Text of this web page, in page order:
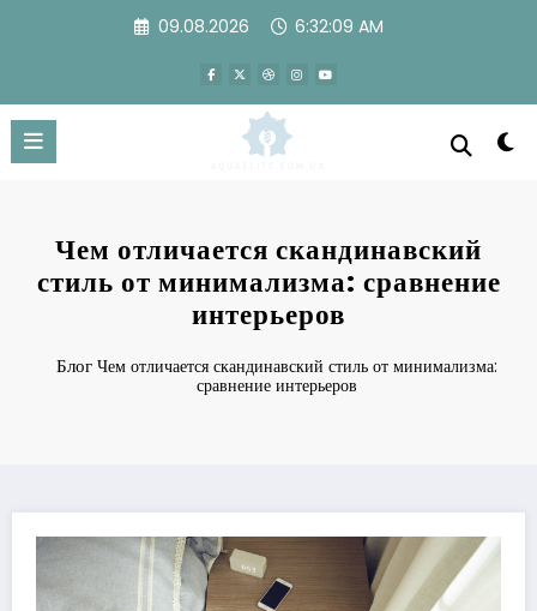
09.08.2026 6:32:10 AM
Чем отличается скандинавский
стиль от минимализма: сравнение
интерьеров
Блог Чем отличается скандинавский стиль от минимализма:
сравнение интерьеров